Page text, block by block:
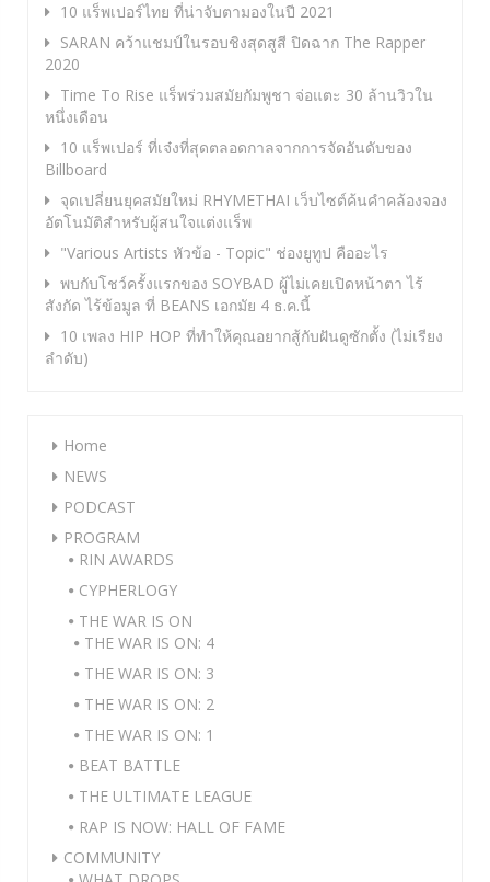
10 แร็พเปอร์ไทย ที่น่าจับตามองในปี 2021
SARAN คว้าแชมป์ในรอบชิงสุดสูสี ปิดฉาก The Rapper
2020
Time To Rise แร็พร่วมสมัยกัมพูชา จ่อแตะ 30 ล้านวิวใน
หนึ่งเดือน
10 แร็พเปอร์ ที่เจ๋งที่สุดตลอดกาลจากการจัดอันดับของ
Billboard
จุดเปลี่ยนยุคสมัยใหม่ RHYMETHAI เว็บไซต์ค้นคำคล้องจอง
อัตโนมัติสำหรับผู้สนใจแต่งแร็พ
"Various Artists หัวข้อ - Topic" ช่องยูทูป คืออะไร
พบกับโชว์ครั้งแรกของ SOYBAD ผู้ไม่เคยเปิดหน้าตา ไร้
สังกัด ไร้ข้อมูล ที่ BEANS เอกมัย 4 ธ.ค.นี้
10 เพลง HIP HOP ที่ทำให้คุณอยากสู้กับฝันดูซักตั้ง (ไม่เรียง
ลำดับ)
Home
NEWS
PODCAST
PROGRAM
RIN AWARDS
CYPHERLOGY
THE WAR IS ON
THE WAR IS ON: 4
THE WAR IS ON: 3
THE WAR IS ON: 2
THE WAR IS ON: 1
BEAT BATTLE
THE ULTIMATE LEAGUE
RAP IS NOW: HALL OF FAME
COMMUNITY